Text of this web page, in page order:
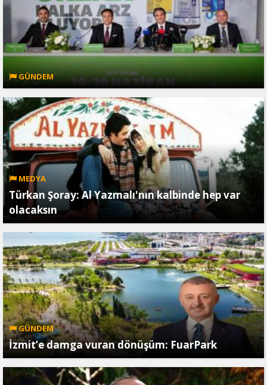
GÜNDEM
MEDYA
Türkan Şoray: Al Yazmalı'nın kalbinde hep var
olacaksın
GÜNDEM
İzmit’e damga vuran dönüşüm: FuarPark